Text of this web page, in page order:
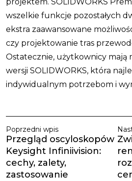
wszelkie funkcje pozostałych
ekstra zaawansowane
czy projektowanie tras
Ostatecznie, użytkownicy mają
wersji SOLIDWORKS, która
indywidualnym potrzebom i
Poprzedni wpis
Przegląd oscyloskopów
Keysight Infiniivision:
cechy, zalety,
zastosowanie